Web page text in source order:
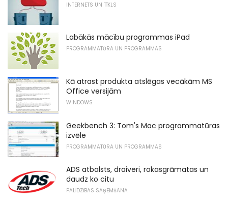
INTERNETS UN TĪKLS
Labākās mācību programmas iPad
PROGRAMMATŪRA UN PROGRAMMAS
Kā atrast produkta atslēgas vecākām MS
Office versijām
WINDOWS
Geekbench 3: Tom's Mac programmatūras
izvēle
PROGRAMMATŪRA UN PROGRAMMAS
ADS atbalsts, draiveri, rokasgrāmatas un
daudz ko citu
PALĪDZĪBAS SAŅEMŠANA